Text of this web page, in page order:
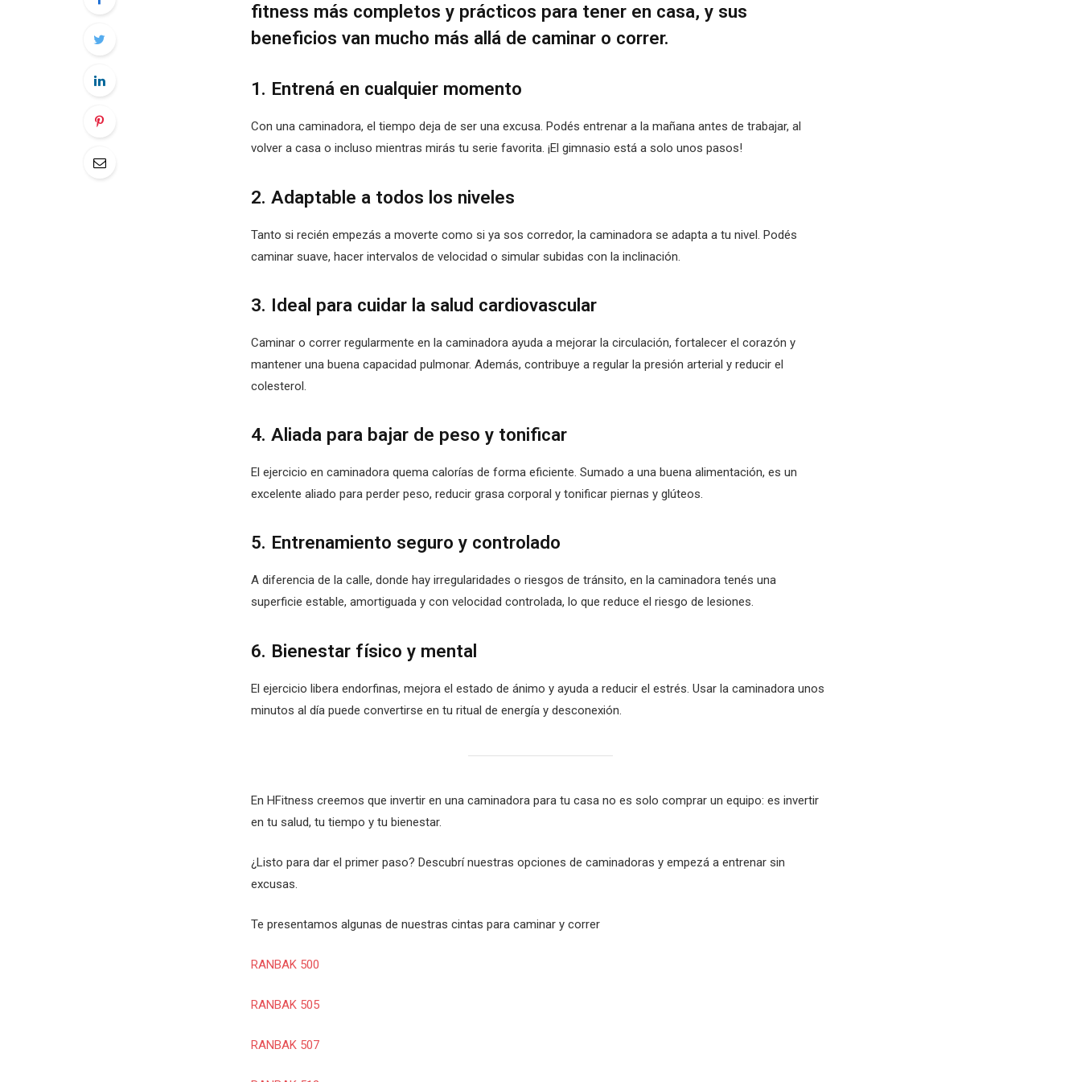
fitness más completos y prácticos para tener en casa, y sus
beneficios van mucho más allá de caminar o correr.
1. Entrená en cualquier momento
Con una caminadora, el tiempo deja de ser una excusa. Podés entrenar a la mañana antes de trabajar, al
volver a casa o incluso mientras mirás tu serie favorita. ¡El gimnasio está a solo unos pasos!
2. Adaptable a todos los niveles
Tanto si recién empezás a moverte como si ya sos corredor, la caminadora se adapta a tu nivel. Podés
caminar suave, hacer intervalos de velocidad o simular subidas con la inclinación.
3. Ideal para cuidar la salud cardiovascular
Caminar o correr regularmente en la caminadora ayuda a mejorar la circulación, fortalecer el corazón y
mantener una buena capacidad pulmonar. Además, contribuye a regular la presión arterial y reducir el
colesterol.
4. Aliada para bajar de peso y tonificar
El ejercicio en caminadora quema calorías de forma eficiente. Sumado a una buena alimentación, es un
excelente aliado para perder peso, reducir grasa corporal y tonificar piernas y glúteos.
5. Entrenamiento seguro y controlado
A diferencia de la calle, donde hay irregularidades o riesgos de tránsito, en la caminadora tenés una
superficie estable, amortiguada y con velocidad controlada, lo que reduce el riesgo de lesiones.
6. Bienestar físico y mental
El ejercicio libera endorfinas, mejora el estado de ánimo y ayuda a reducir el estrés. Usar la caminadora unos
minutos al día puede convertirse en tu ritual de energía y desconexión.
En HFitness creemos que invertir en una caminadora para tu casa no es solo comprar un equipo: es invertir
en tu salud, tu tiempo y tu bienestar.
¿Listo para dar el primer paso? Descubrí nuestras opciones de caminadoras y empezá a entrenar sin
excusas.
Te presentamos algunas de nuestras cintas para caminar y correr
RANBAK 500
RANBAK 505
RANBAK 507